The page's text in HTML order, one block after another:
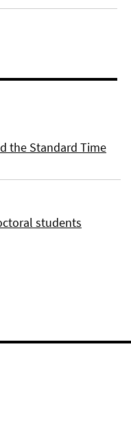
the Standard Time
students